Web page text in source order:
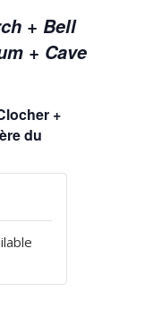
+ Bell
+ Cave
+
du